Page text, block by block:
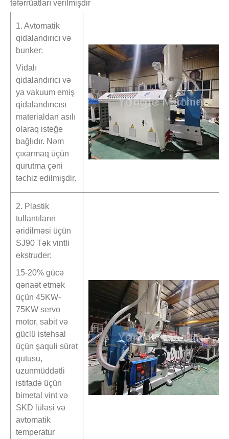
təfərrüatları verilmişdir
1. Avtomatik
qidalandırıcı və
bunker:
Vidalı
qidalandırıcı və
ya vakuum emiş
qidalandırıcısı
materialdan asılı
olaraq isteğe
bağlıdır. Nəm
çıxarmaq üçün
qurutma çəni
təchiz edilmişdir.
2. Plastik
tullantıların
əridilməsi üçün
SJ90 Tək vintli
ekstruder:
15-20% gücə
qənaət etmək
üçün 45KW-
75KW servo
motor, sabit və
güclü istehsal
üçün şaquli sürət
qutusu,
uzunmüddətli
istifadə üçün
bimetal vint və
SKD lüləsi və
avtomatik
temperatur